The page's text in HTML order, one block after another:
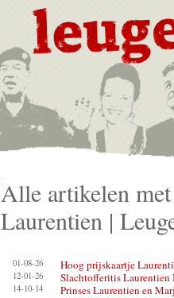
Alle artikelen
Laurentien |
01-08-26 Hoog prijskaartje
12-01-26 Slachtofferitis Laurentien
14-10-14 Prinses Laurentien en